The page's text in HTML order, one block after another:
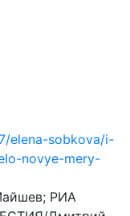
elena-sobkova/i-
novye-mery-
РИА